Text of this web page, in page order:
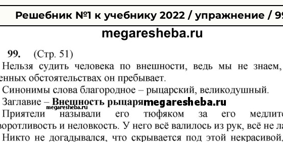
Решебник №1 к учебнику 2022 / упражнение /